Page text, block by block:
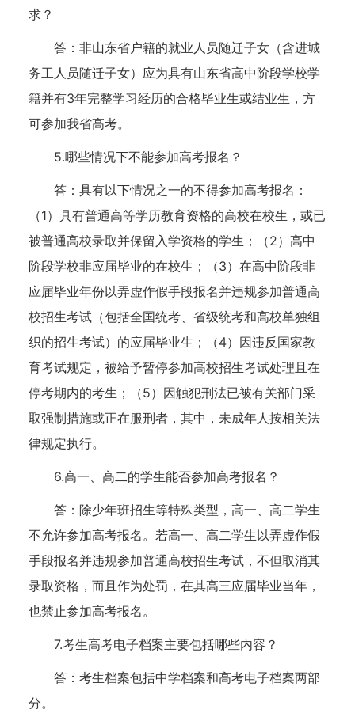
求？
答：非山东省户籍的就业人员随迁子女（含进城
务工人员随迁子女）应为具有山东省高中阶段学校学
籍并有3年完整学习经历的合格毕业生或结业生，方
可参加我省高考。
5.哪些情况下不能参加高考报名？
答：具有以下情况之一的不得参加高考报名：
（1）具有普通高等学历教育资格的高校在校生，或已
被普通高校录取并保留入学资格的学生；（2）高中
阶段学校非应届毕业的在校生；（3）在高中阶段非
应届毕业年份以弄虚作假手段报名并违规参加普通高
校招生考试（包括全国统考、省级统考和高校单独组
织的招生考试）的应届毕业生；（4）因违反国家教
育考试规定，被给予暂停参加高校招生考试处理且在
停考期内的考生；（5）因触犯刑法已被有关部门采
取强制措施或正在服刑者，其中，未成年人按相关法
律规定执行。
6.高一、高二的学生能否参加高考报名？
答：除少年班招生等特殊类型，高一、高二学生
不允许参加高考报名。若高一、高二学生以弄虚作假
手段报名并违规参加普通高校招生考试，不但取消其
录取资格，而且作为处罚，在其高三应届毕业当年，
也禁止参加高考报名。
7.考生高考电子档案主要包括哪些内容？
答：考生档案包括中学档案和高考电子档案两部
分。